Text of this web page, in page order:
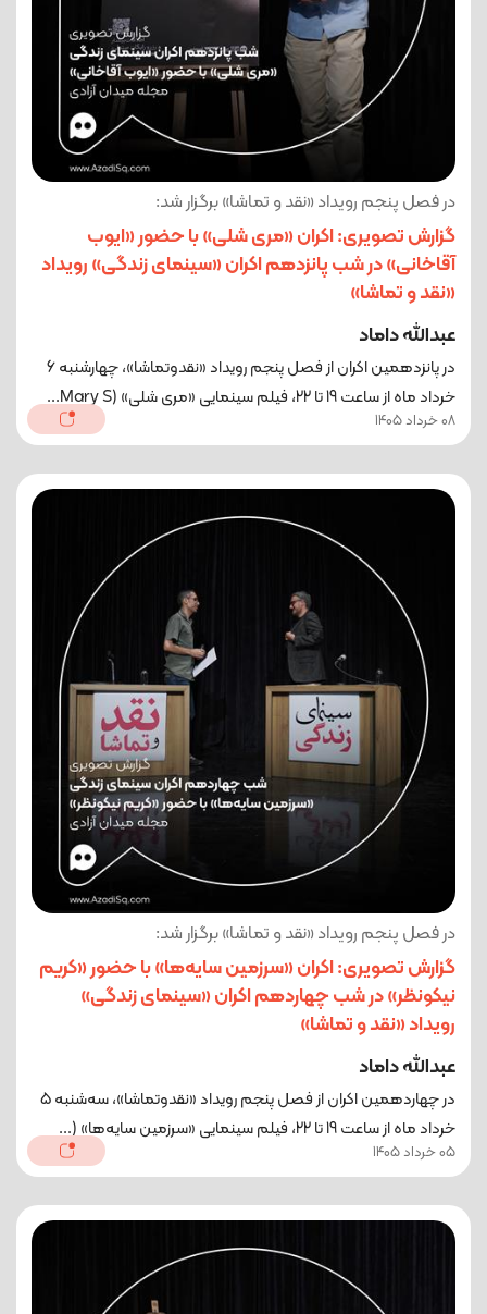
در فصل پنجم رویداد «نقد و تماشا» برگزار شد:
گزارش تصویری: اکران «مری شلی» با حضور «ایوب
آقاخانی» در شب پانزدهم اکران «سینمای زندگی» رویداد
«نقد و تماشا»
عبدالله داماد
در پانزدهمین اکران از فصل پنجم رویداد «نقدوتماشا»، چهارشنبه 6
خرداد ماه از ساعت 19 تا 22، فیلم سینمایی «مری شلی» (Mary S...
08 خرداد 1405
در فصل پنجم رویداد «نقد و تماشا» برگزار شد:
گزارش تصویری: اکران «سرزمین سایه‌ها» با حضور «کریم
نیکونظر» در شب چهاردهم اکران «سینمای زندگی»
رویداد «نقد و تماشا»
عبدالله داماد
در چهاردهمین اکران از فصل پنجم رویداد «نقدوتماشا»، سه‌شنبه 5
خرداد ماه از ساعت 19 تا 22، فیلم سینمایی «سرزمین سایه‌ها» (...
05 خرداد 1405